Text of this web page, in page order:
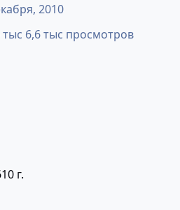
2010
6,6 тыс просмотров
10 г.